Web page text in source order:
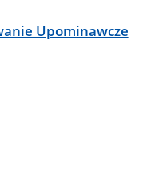
Upominawcze